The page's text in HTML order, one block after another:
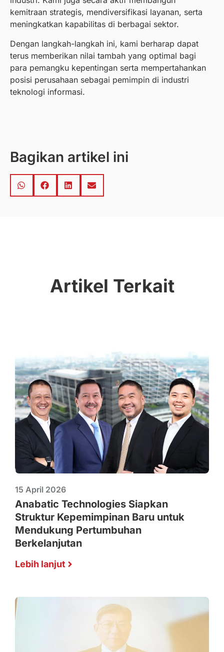
kemitraan strategis, mendiversifikasi layanan, serta
meningkatkan kapabilitas di berbagai sektor.
Dengan langkah-langkah ini, kami berharap dapat
terus memberikan nilai tambah yang optimal bagi
para pemangku kepentingan serta mempertahankan
posisi perusahaan sebagai pemimpin di industri
teknologi informasi.
Bagikan artikel ini
Artikel Terkait
15 April 2026
Anabatic Technologies Siapkan
Struktur Kepemimpinan Baru untuk
Mendukung Pertumbuhan
Berkelanjutan
Lebih lanjut